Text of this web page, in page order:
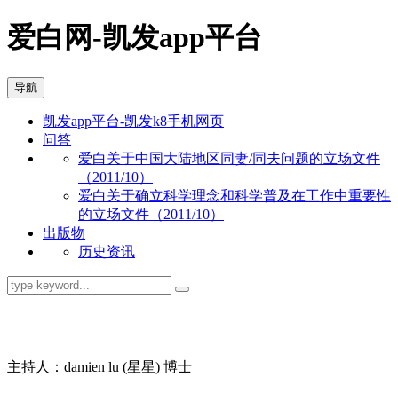
爱白网-凯发app平台
导航
凯发app平台-凯发k8手机网页
问答
爱白关于中国大陆地区同妻/同夫问题的立场文件
（2011/10）
爱白关于确立科学理念和科学普及在工作中重要性
的立场文件（2011/10）
出版物
历史资讯
主持人：damien lu (星星) 博士